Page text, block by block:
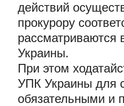
действий
прокурору
рассматриваются
Украины.
При этом
УПК Украины для
обязательными и